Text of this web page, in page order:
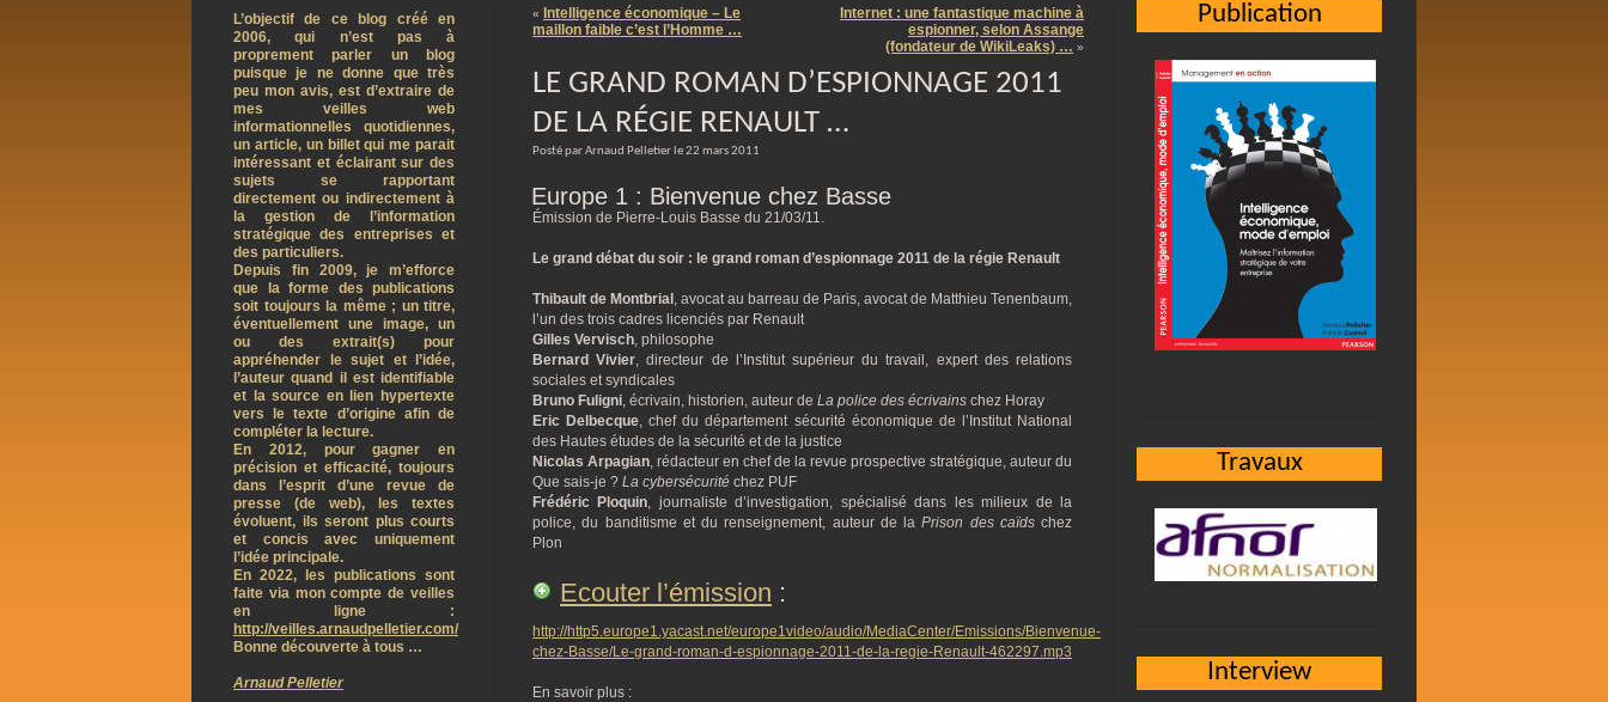
«
Intelligence économique – Le
maillon faible c’est l’Homme …
Internet : une fantastique machine à
espionner, selon Assange
(fondateur de WikiLeaks) … »
LE GRAND ROMAN D’ESPIONNAGE 2011
DE LA RÉGIE RENAULT …
Posté par Arnaud Pelletier le 22 mars 2011
Europe 1 : Bienvenue chez Basse
Émission de Pierre-Louis Basse du 21/03/11.
Le grand débat du soir : le grand roman d’espionnage 2011 de la régie Renault
Thibault de Montbrial , avocat au barreau de Paris, avocat de Matthieu Tenenbaum,
l’un des trois cadres licenciés par Renault
Gilles Vervisch, philosophe
Bernard Vivier, directeur de l’Institut supérieur du travail, expert des relations
sociales et syndicales
Bruno Fuligni, écrivain, historien, auteur de La police des écrivains chez Horay
Eric Delbecque, chef du département sécurité économique de l’Institut National
des Hautes études de la sécurité et de la justice
Nicolas Arpagian, rédacteur en chef de la revue prospective stratégique, auteur du
Que sais-je ? La cybersécurité chez PUF
Frédéric Ploquin, journaliste d’investigation, spécialisé dans les milieux de la
police, du banditisme et du renseignement, auteur de laPrison des caïdschez
Plon
Ecouter l’émission :
http://http5.europe1.yacast.net/europe1video/audio/MediaCenter/Emissions/Bienvenue-
chez-Basse/Le-grand-roman-d-espionnage-2011-de-la-regie-Renault-462297.mp3
En savoir plus :
Publication
Travaux
Interview
L’objectif de ce blog créé en
2006, qui n’est pas à
proprement parler un blog
puisque je ne donne que très
peu mon avis, est d’extraire de
mes veilles web
informationnelles quotidiennes,
un article, un billet qui me parait
intéressant et éclairant sur des
sujets se rapportant
directement ou indirectement à
la gestion de l’information
stratégique des entreprises et
des particuliers.
Depuis fin 2009, je m’efforce
que la forme des publications
soit toujours la même ; un titre,
éventuellement une image, un
ou des extrait(s) pour
appréhender le sujet et l’idée,
l’auteur quand il est identifiable
et la source en lien hypertexte
vers le texte d’origine afin de
compléter la lecture.
En 2012, pour gagner en
précision et efficacité, toujours
dans l’esprit d’une revue de
presse (de web), les textes
évoluent, ils seront plus courts
et concis avec uniquement
l’idée principale.
En 2022, les publications sont
faite via mon compte de veilles
en ligne :
http://veilles.arnaudpelletier.com/
Bonne découverte à tous …
Arnaud Pelletier